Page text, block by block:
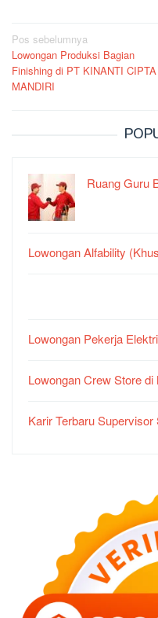
Navigasi
pos
Pos sebelumnya
Lowongan Produksi Bagian
Finishing di PT KINANTI CIPTA
MANDIRI
Ruang Guru
Lowongan Alfability
Lowongan Pekerja
Lowongan Crew Store
Karir Terbaru